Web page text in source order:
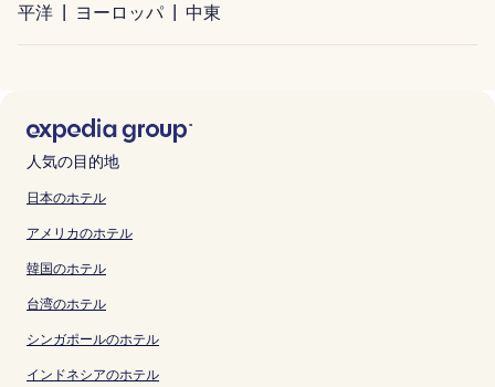
平洋
ヨーロッパ 中東
人気の目的地
日本のホテル
アメリカのホテル
韓国のホテル
台湾のホテル
シンガポールのホテル
インドネシアのホテル